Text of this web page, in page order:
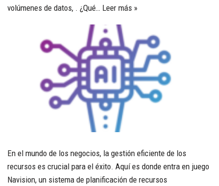
volúmenes de datos, . ¿Qué… Leer más »
En el mundo de los negocios, la gestión eficiente de los
recursos es crucial para el éxito. Aquí es donde entra en juego
Navision, un sistema de planificación de recursos